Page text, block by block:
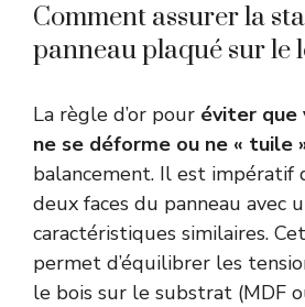
Comment assurer la
panneau plaqué sur le
La règle d’or pour éviter
ne se déforme ou ne « tuile
balancement. Il est impératif
deux faces du panneau avec
caractéristiques similaires.
permet d’équilibrer les
le bois sur le substrat (MDF